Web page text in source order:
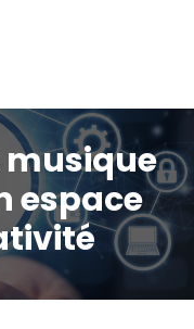
musique
espace